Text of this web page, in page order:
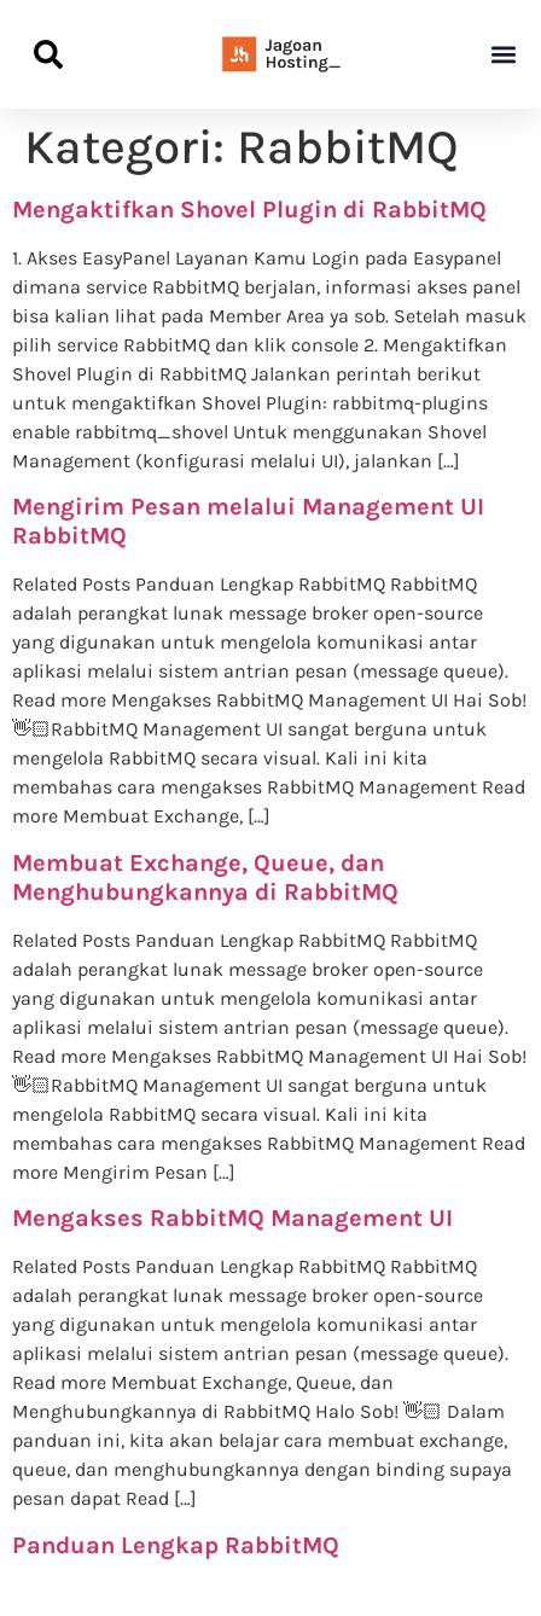
Kategori: RabbitMQ
Mengaktifkan Shovel Plugin di RabbitMQ
1. Akses EasyPanel Layanan Kamu Login pada Easypanel
dimana service RabbitMQ berjalan, informasi akses panel
bisa kalian lihat pada Member Area ya sob. Setelah masuk
pilih service RabbitMQ dan klik console 2. Mengaktifkan
Shovel Plugin di RabbitMQ Jalankan perintah berikut
untuk mengaktifkan Shovel Plugin: rabbitmq-plugins
enable rabbitmq_shovel Untuk menggunakan Shovel
Management (konfigurasi melalui UI), jalankan […]
Mengirim Pesan melalui Management UI
RabbitMQ
Related Posts Panduan Lengkap RabbitMQ RabbitMQ
adalah perangkat lunak message broker open-source
yang digunakan untuk mengelola komunikasi antar
aplikasi melalui sistem antrian pesan (message queue).
Read more Mengakses RabbitMQ Management UI Hai Sob!
👋🏻RabbitMQ Management UI sangat berguna untuk
mengelola RabbitMQ secara visual. Kali ini kita
membahas cara mengakses RabbitMQ Management Read
more Membuat Exchange, […]
Membuat Exchange, Queue, dan
Menghubungkannya di RabbitMQ
Related Posts Panduan Lengkap RabbitMQ RabbitMQ
adalah perangkat lunak message broker open-source
yang digunakan untuk mengelola komunikasi antar
aplikasi melalui sistem antrian pesan (message queue).
Read more Mengakses RabbitMQ Management UI Hai Sob!
👋🏻RabbitMQ Management UI sangat berguna untuk
mengelola RabbitMQ secara visual. Kali ini kita
membahas cara mengakses RabbitMQ Management Read
more Mengirim Pesan […]
Mengakses RabbitMQ Management UI
Related Posts Panduan Lengkap RabbitMQ RabbitMQ
adalah perangkat lunak message broker open-source
yang digunakan untuk mengelola komunikasi antar
aplikasi melalui sistem antrian pesan (message queue).
Read more Membuat Exchange, Queue, dan
Menghubungkannya di RabbitMQ Halo Sob! 👋🏻 Dalam
panduan ini, kita akan belajar cara membuat exchange,
queue, dan menghubungkannya dengan binding supaya
pesan dapat Read […]
Panduan Lengkap RabbitMQ